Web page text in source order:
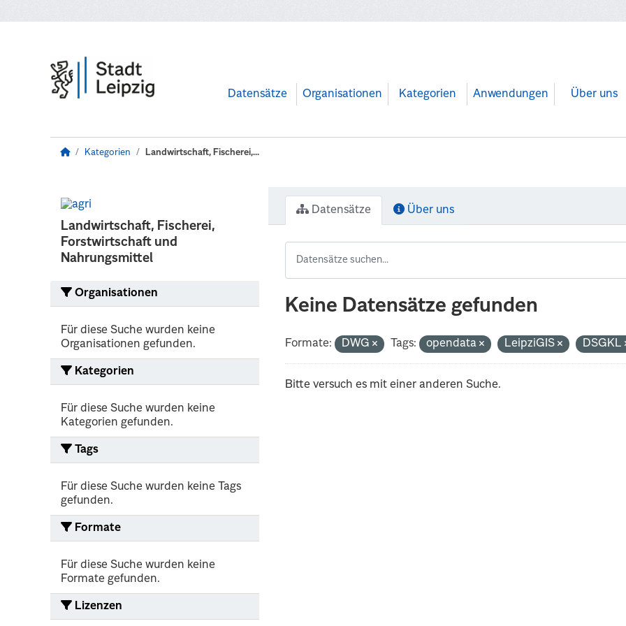
Datensätze Organisationen Kategorien Anwendungen Über uns
Kategorien Landwirtschaft, Fischerei,...
Landwirtschaft, Fischerei,
Forstwirtschaft und
Nahrungsmittel
Organisationen
Für diese Suche wurden keine
Organisationen gefunden.
Kategorien
Für diese Suche wurden keine
Kategorien gefunden.
Tags
Für diese Suche wurden keine Tags
gefunden.
Formate
Für diese Suche wurden keine
Formate gefunden.
Lizenzen
Datensätze Über uns
Keine Datensätze gefunden
Formate: DWG Tags: opendata LeipziGIS DSGKL
Bitte versuch es mit einer anderen Suche.